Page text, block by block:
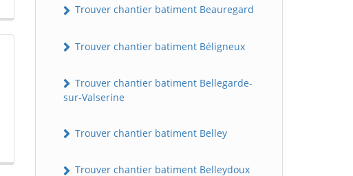
Trouver chantier batiment Beauregard
Trouver chantier batiment Béligneux
Trouver chantier batiment Bellegarde-
sur-Valserine
Trouver chantier batiment Belley
Trouver chantier batiment Belleydoux